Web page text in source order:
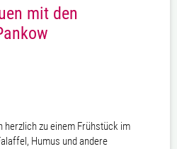
mit den
herzlich zu einem Frühstück im
Humus und andere